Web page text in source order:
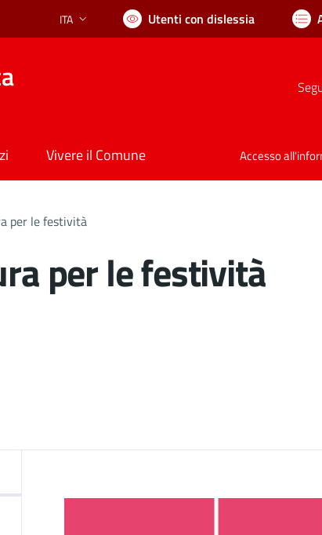
Lingua attiva:
ITA Utenti con dislessia
Vivere il Comune Accesso
per le festività
per le festività